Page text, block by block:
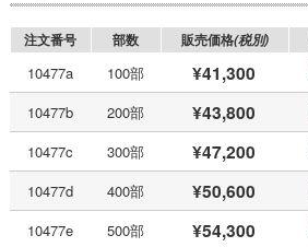
注文番号 部数 販売価格(税別)
10477a 100部 ¥41,300
10477b
200部 ¥43,800
10477c
300部 ¥47,200
10477d
400部 ¥50,600
10477e
500部 ¥54,300